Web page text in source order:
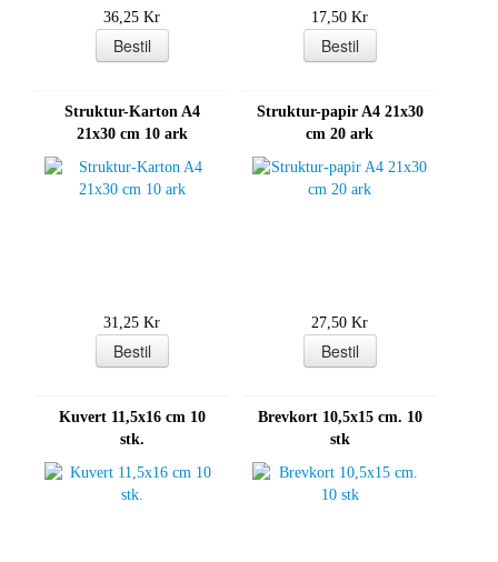
36,25 Kr 17,50 Kr
Struktur-Karton A4
21x30 cm 10 ark
31,25 Kr
Struktur-papir A4 21x30
cm 20 ark
27,50 Kr
Kuvert 11,5x16 cm 10
stk.
Brevkort 10,5x15 cm. 10
stk